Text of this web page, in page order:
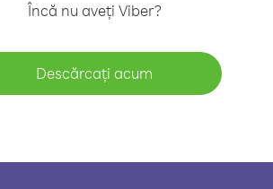
Încă nu aveți Viber?
Descărcați acum